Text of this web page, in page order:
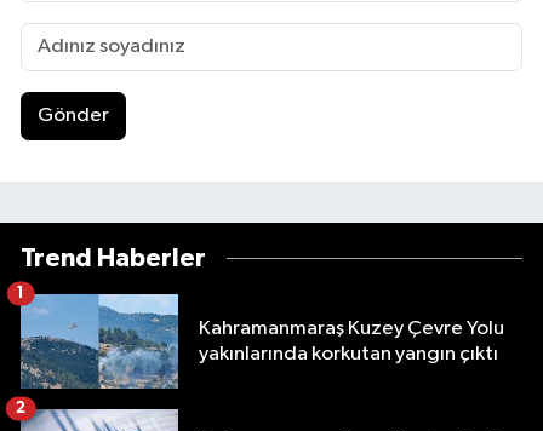
Gönder
Trend Haberler
Kahramanmaraş Kuzey Çevre Yolu
yakınlarında korkutan yangın çıktı
1
2